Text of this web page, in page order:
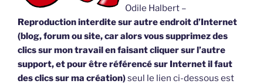
Odile Halbert –
Reproduction interdite sur autre endroit d’Internet
(blog, forum ou site, car alors vous supprimez des
clics sur mon travail en faisant cliquer sur l’autre
support, et pour être référencé sur Internet il faut
des clics sur ma création)seul le lien ci-dessous est